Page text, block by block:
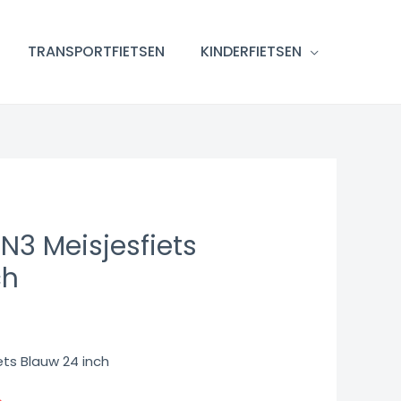
TRANSPORTFIETSEN KINDERFIETSEN
Meisjesfiets
Blauw 24 inch